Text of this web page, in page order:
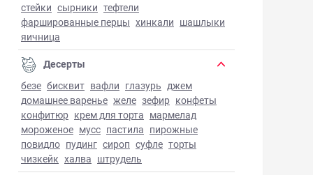
стейки сырники тефтели
фаршированные перцы хинкали шашлыки
яичница
Десерты
безе бисквит вафли глазурь джем
домашнее варенье желе зефир конфеты
конфитюр крем для торта мармелад
мороженое мусс пастила пирожные
повидло пудинг сироп суфле торты
чизкейк халва штрудель